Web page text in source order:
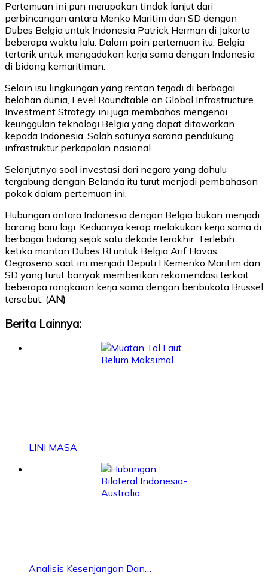
Pertemuan ini pun merupakan tindak lanjut dari
perbincangan antara Menko Maritim dan SD dengan
Dubes Belgia untuk Indonesia Patrick Herman di Jakarta
beberapa waktu lalu. Dalam poin pertemuan itu, Belgia
tertarik untuk mengadakan kerja sama dengan Indonesia
di bidang kemaritiman.
Selain isu lingkungan yang rentan terjadi di berbagai
belahan dunia, Level Roundtable on Global Infrastructure
Investment Strategy ini juga membahas mengenai
keunggulan teknologi Belgia yang dapat ditawarkan
kepada Indonesia. Salah satunya sarana pendukung
infrastruktur perkapalan nasional.
Selanjutnya soal investasi dari negara yang dahulu
tergabung dengan Belanda itu turut menjadi pembahasan
pokok dalam pertemuan ini.
Hubungan antara Indonesia dengan Belgia bukan menjadi
barang baru lagi. Keduanya kerap melakukan kerja sama di
berbagai bidang sejak satu dekade terakhir. Terlebih
ketika mantan Dubes RI untuk Belgia Arif Havas
Oegroseno saat ini menjadi Deputi I Kemenko Maritim dan
SD yang turut banyak memberikan rekomendasi terkait
beberapa rangkaian kerja sama dengan beribukota Brussel
tersebut. (AN)
Berita Lainnya:
LINI MASA
Analisis Kesenjangan Dan…